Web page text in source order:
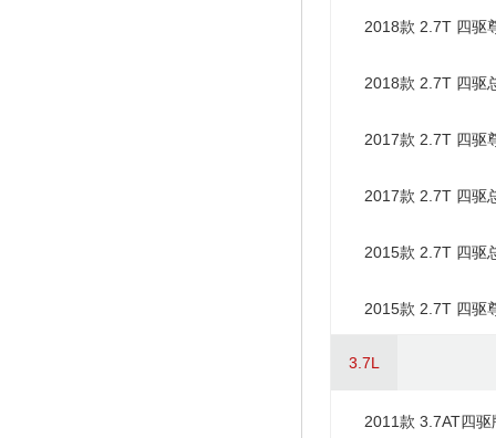
2018款 2.7T 四驱
2018款 2.7T 四驱
2017款 2.7T 四驱
2017款 2.7T 四驱
2015款 2.7T 四驱
2015款 2.7T 四驱
3.7L
2011款 3.7AT四驱